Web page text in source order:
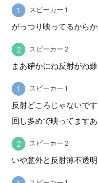
スピーカー 1
がっつり映ってるから
スピーカー 2
まあ確かにね反射がね
スピーカー 1
反射どころじゃないで
回し多めで映ってます
スピーカー 2
いや意外と反射薄不透